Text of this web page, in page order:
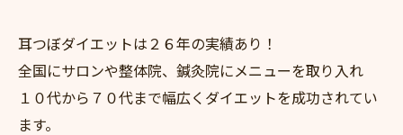
耳つぼダイエットは２６年の実績あり！
全国にサロンや整体院、鍼灸院にメニューを取り入れ
１０代から７０代まで幅広くダイエットを成功されてい
ます。